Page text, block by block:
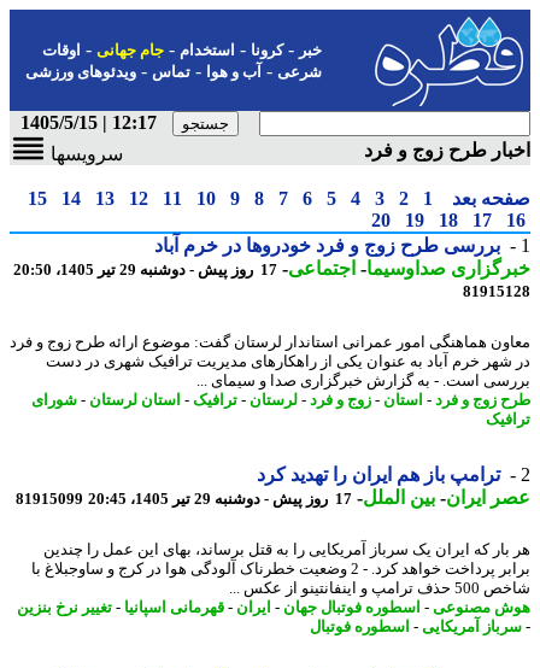
-کرونا-استخدام- جام جهانی-اوقات
شرعی-آب و هوا-تماس-ویدئوهای ورزشی
12:17 | 1405/5/15
طرح زوج و فرد
سرویسها
بعد 1
2
3
4
5
6
7
8
9
10
11
12
13
14
15
17
18
19
20
بررسی طرح زوج و فرد خودروها در خرم آباد
صداوسیما-اجتماعی-17 روز پیش - دوشنبه 29 تیر 1405، 20:50
هماهنگی امور عمرانی استاندار لرستان گفت: موضوع ارائه طرح زوج و فرد
خرم آباد به عنوان یکی از راهکارهای مدیریت ترافیک شهری در دست
است. - به گزارش خبرگزاری صدا و سیمای ...
زوج و فرد-استان-زوج و فرد-لرستان-ترافیک -استان لرستان-شورای
ترامپ باز هم ایران را تهدید کرد
ایران- بین الملل-17 روز پیش - دوشنبه 29 تیر 1405، 20:45 81915099
که ایران یک سرباز آمریکایی را به قتل برساند، بهای این عمل را چندین
برابر پرداخت خواهد کرد. - 2 وضعیت خطرناک آلودگی هوا در کرج و ساوجبلاغ با
و اینفانتینو از عکس ...
مصنوعی-اسطوره فوتبال جهان-ایران - قهرمانی اسپانیا-تغییر نرخ بنزین
آمریکایی-اسطوره فوتبال